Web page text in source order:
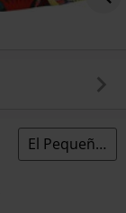
El Pequeño Topo